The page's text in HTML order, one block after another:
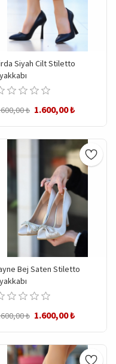
Siyah Cilt Stiletto
₺ 1.600,00 ₺
Bej Saten Stiletto
₺ 1.600,00 ₺